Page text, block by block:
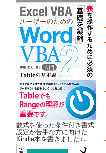
数式を使った条件付き書式
設定が苦手な方に向けた
Kindle本を書きました↓↓